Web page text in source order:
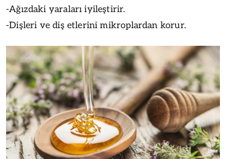
-Ağızdaki yaraları iyileştirir.
-Dişleri ve diş etlerini mikroplardan korur.